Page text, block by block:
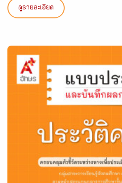
ดูรายละเอียด